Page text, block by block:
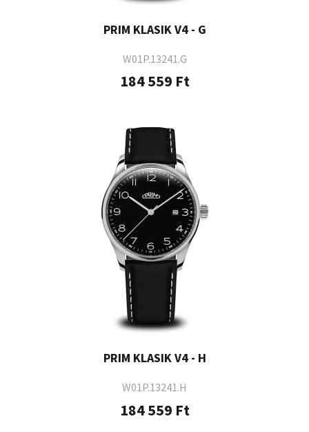
PRIM KLASIK V4 - G
W01P.13241.G
184 559 Ft
PRIM KLASIK V4 - H
W01P.13241.H
184 559 Ft